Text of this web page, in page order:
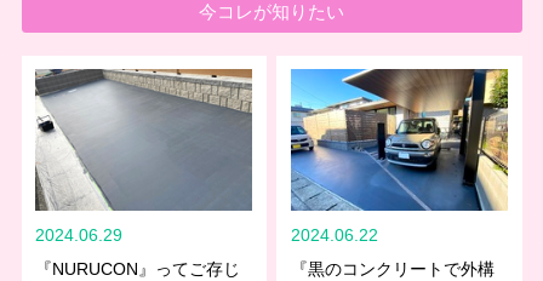
今コレが知りたい
2024.06.29
『NURUCON』ってご存じ
2024.06.22
『黒のコンクリートで外構